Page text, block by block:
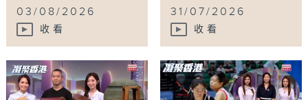
03/08/2026
收看
31/07/2026
收看